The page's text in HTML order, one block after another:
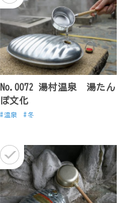
No.0072 湯村温泉 湯たん
ぽ文化
温泉 冬